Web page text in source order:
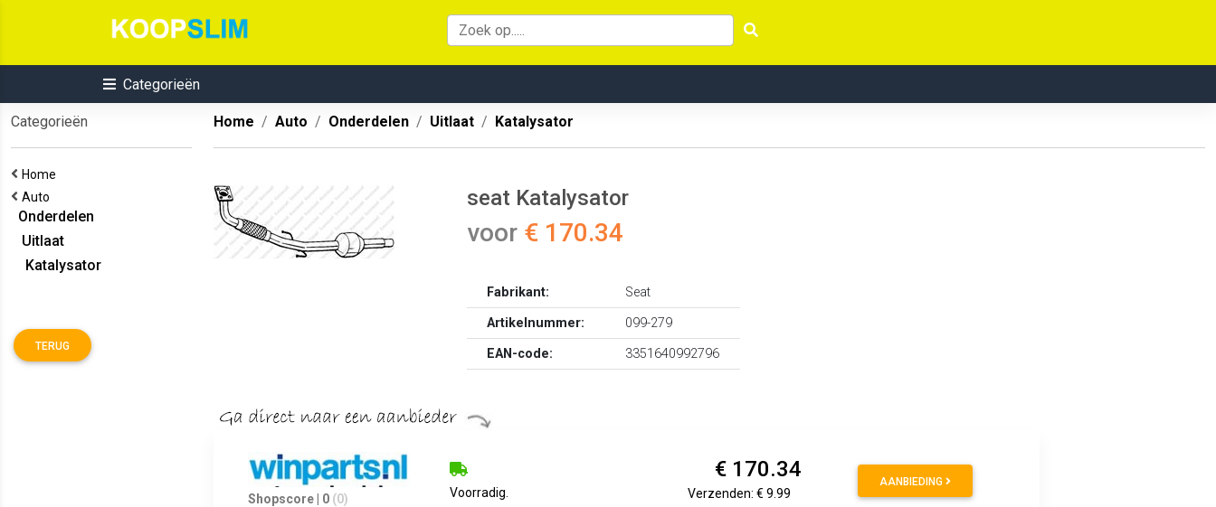
Categorieën
Categorieën
Home
Auto
Onderdelen
Uitlaat
Katalysator
TERUG
Home Auto Onderdelen Uitlaat Katalysator
seat Katalysator
voor € 170.34
Fabrikant:
Seat
Artikelnummer:
099-279
EAN-code:
3351640992796
Shopscore | 0 (0) Voorradig.
€ 170.34
Verzenden: € 9.99
AANBIEDING